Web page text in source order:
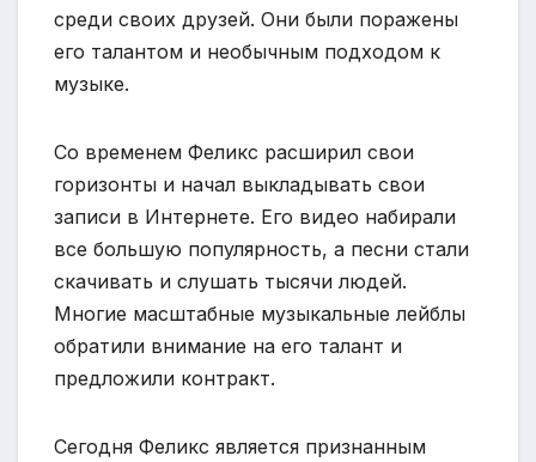
среди своих друзей. Они были поражены
его талантом и необычным подходом к
музыке.
Со временем Феликс расширил свои
горизонты и начал выкладывать свои
записи в Интернете. Его видео набирали
все большую популярность, а песни стали
скачивать и слушать тысячи людей.
Многие масштабные музыкальные лейблы
обратили внимание на его талант и
предложили контракт.
Сегодня Феликс является признанным